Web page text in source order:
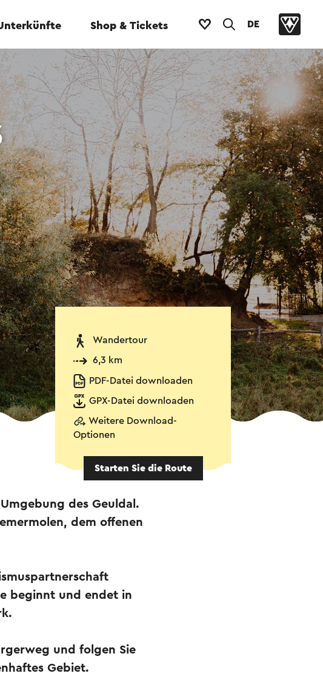
Shop & Tickets DE
Wandertour
6,3 km
PDF-Datei downloaden
GPX-Datei downloaden
Weitere Download-
Optionen
Starten Sie die Route
des Geuldal.
dem offenen
beginnt und endet in
und folgen Sie
Gebiet.